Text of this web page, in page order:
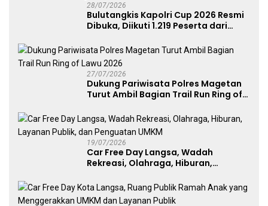
28/07/2026
Bulutangkis Kapolri Cup 2026 Resmi
Dibuka, Diikuti 1.219 Peserta dari
27/07/2026
Dukung Pariwisata Polres Magetan
Turut Ambil Bagian Trail Run Ring of
19/07/2026
Car Free Day Langsa, Wadah
Rekreasi, Olahraga, Hiburan,
UMKM